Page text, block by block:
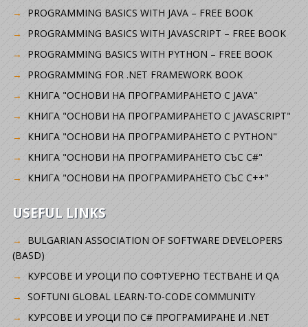
PROGRAMMING BASICS WITH JAVA – FREE BOOK
PROGRAMMING BASICS WITH JAVASCRIPT – FREE BOOK
PROGRAMMING BASICS WITH PYTHON – FREE BOOK
PROGRAMMING FOR .NET FRAMEWORK BOOK
КНИГА "ОСНОВИ НА ПРОГРАМИРАНЕТО С JAVA"
КНИГА "ОСНОВИ НА ПРОГРАМИРАНЕТО С JAVASCRIPT"
КНИГА "ОСНОВИ НА ПРОГРАМИРАНЕТО С PYTHON"
КНИГА "ОСНОВИ НА ПРОГРАМИРАНЕТО СЪС C#"
КНИГА "ОСНОВИ НА ПРОГРАМИРАНЕТО СЪС C++"
USEFUL LINKS
BULGARIAN ASSOCIATION OF SOFTWARE DEVELOPERS
(BASD)
KУРСОВЕ И УРОЦИ ПО СОФТУЕРНО ТЕСТВАНЕ И QA
SOFTUNI GLOBAL LEARN-TO-CODE COMMUNITY
КУРСОВЕ И УРОЦИ ПО C# ПРОГРАМИРАНЕ И .NET